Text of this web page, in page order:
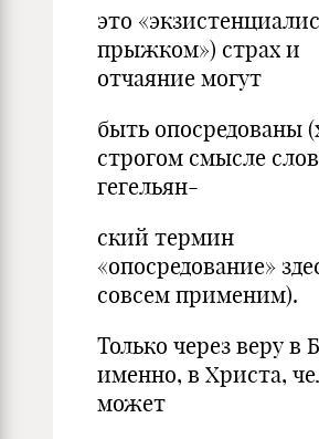
это
прыжком») страх и
отчаяние могут
быть опосредованы
строгом смысле
гегельян-
ский термин
«опосредование»
совсем применим).
Только через веру в
именно, в Христа,
может